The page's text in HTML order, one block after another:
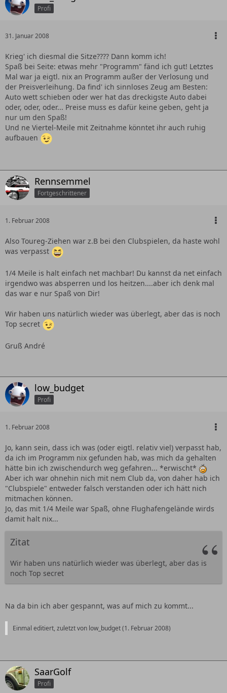
Profi
31. Januar 2008
Krieg' ich diesmal die Sitze???? Dann komm ich!
Spaß bei Seite: etwas mehr "Programm" fänd ich gut! Letztes
Mal war ja eigtl. nix an Programm außer der Verlosung und
der Preisverleihung. Da find' ich sinnloses Zeug am Besten:
Auto wett schieben oder wer hat das dreckigste Auto dabei
oder, oder, oder... Preise muss es dafür keine geben, geht ja
nur um den Spaß!
Und ne Viertel-Meile mit Zeitnahme könntet ihr auch ruhig
aufbauen
Rennsemmel
Fortgeschrittener
1. Februar 2008
Also Toureg-Ziehen war z.B bei den Clubspielen, da haste wohl
was verpasst
1/4 Meile is halt einfach net machbar! Du kannst da net einfach
irgendwo was absperren und los heitzen....aber ich denk mal
das war e nur Spaß von Dir!
Wir haben uns natürlich wieder was überlegt, aber das is noch
Top secret
Gruß André
low_budget
Profi
1. Februar 2008
Jo, kann sein, dass ich was (oder eigtl. relativ viel) verpasst hab,
da ich im Programm nix gefunden hab, was mich da gehalten
hätte bin ich zwischendurch weg gefahren... *erwischt*
Aber ich war ohnehin nich mit nem Club da, von daher hab ich
"Clubspiele" entweder falsch verstanden oder ich hätt nich
mitmachen können.
Jo, das mit 1/4 Meile war Spaß, ohne Flughafengelände wirds
damit halt nix...
Zitat
Wir haben uns natürlich wieder was überlegt, aber das is
noch Top secret
Na da bin ich aber gespannt, was auf mich zu kommt...
Einmal editiert, zuletzt von low_budget (1. Februar 2008)
SaarGolf
Profi